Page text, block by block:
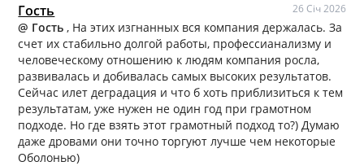
Гость 26 Січ 2026
@ Гость , На этих изгнанных вся компания держалась. За
счет их стабильно долгой работы, профессианализму и
человеческому отношению к людям компания росла,
развивалась и добивалась самых высоких результатов.
Сейчас илет деградация и что б хоть приблизиться к тем
результатам, уже нужен не один год при грамотном
подходе. Но где взять этот грамотный подход то?) Думаю
даже дровами они точно торгуют лучше чем некоторые
Оболонью)